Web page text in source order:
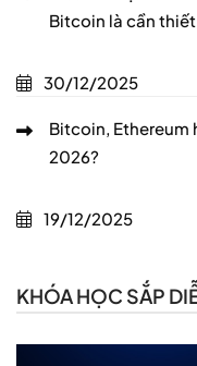
Bitcoin là cần
30/12/2025
Bitcoin, Ethereum
2026?
19/12/2025
KHÓA HỌC SẮP